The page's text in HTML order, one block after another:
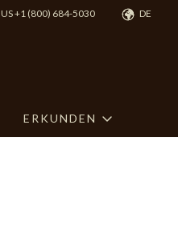
US +1 (800) 684-5030 DE
ERKUNDEN